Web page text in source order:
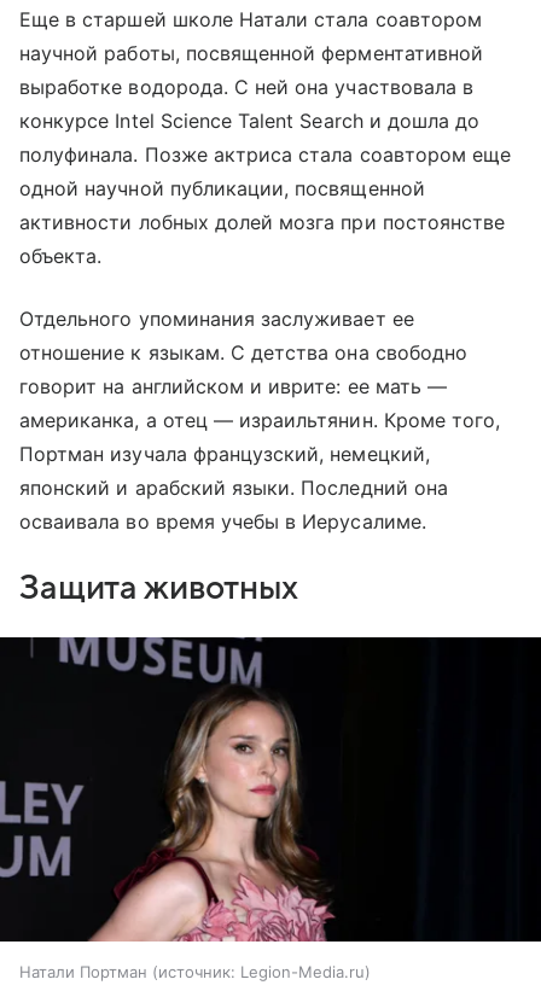
Еще в старшей школе Натали стала соавтором
научной работы, посвященной ферментативной
выработке водорода. С ней она участвовала в
конкурсе Intel Science Talent Search и дошла до
полуфинала. Позже актриса стала соавтором еще
одной научной публикации, посвященной
активности лобных долей мозга при постоянстве
объекта.
Отдельного упоминания заслуживает ее
отношение к языкам. С детства она свободно
говорит на английском и иврите: ее мать —
американка, а отец — израильтянин. Кроме того,
Портман изучала французский, немецкий,
японский и арабский языки. Последний она
осваивала во время учебы в Иерусалиме.
Защита животных
Натали Портман источник: Legion-Media.ru